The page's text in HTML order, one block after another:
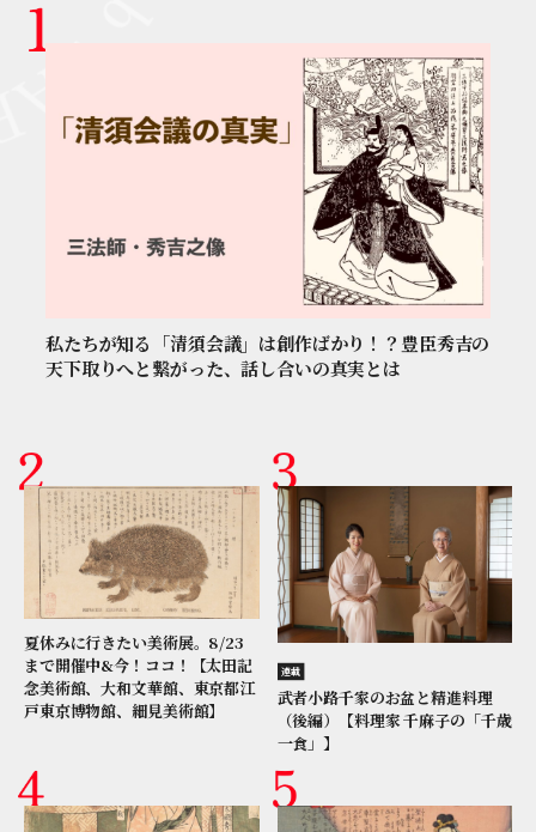
私たちが知る「清須会議」は創作ばかり！？豊臣秀吉の
天下取りへと繋がった、話し合いの真実とは
夏休みに行きたい美術展。8/23
まで開催中&今！ココ！【太田記
念美術館、大和文華館、東京都江
戸東京博物館、細見美術館】
連載
武者小路千家のお盆と精進料理
（後編）【料理家 千麻子の「千歳
一食」】